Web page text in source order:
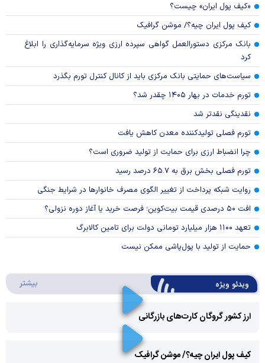
«کیف پول ایران» چیست؟
کیف پول ایران چیه؟/ موشن گرافیک
بانک مرکزی دستورالعمل گواهی سپرده ارزی ویژه سرمایه‌گذاری را ابلاغ
کرد
سیاست‌های حمایتی بانک مرکزی باید از کانال کنترل تورم بگذرد
تورم خدمات در بهار ۱۴۰۵ چقدر شد؟
نقدینگی نقدتر شد
تورم فصلی تولیدکننده معدن کاهش یافت
چرا انضباط ارزی برای حمایت از تولید ضروری است؟
تورم فصلی بخش برق به ۶۵.۷ درصد رسید
روایت شبکه پرداخت از تغییر الگوی مصرف خانوار‌ها در شرایط جنگی
افت ۵۰ درصدی قیمت بیت‌کوین؛ فرصت خرید یا آغاز دوره نزولی؟
تعهد ۱۱۰۰ هزار میلیارد تومانی دولت برای تامین کالابرگ
حمایت از تولید با پول‌پاشی ممکن نیست
ویدئو ویژه بیشتر
ارز کشور گروگان کارت‌های بازرگانی
کیف پول ایران چیه؟/ موشن گرافیک